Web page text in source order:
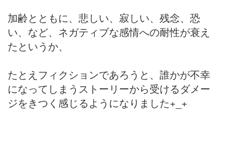
加齢とともに、悲しい、寂しい、残念、恐
い、など、ネガティブな感情への耐性が衰え
たというか、
たとえフィクションであろうと、誰かが不幸
になってしまうストーリーから受けるダメー
ジをきつく感じるようになりました+_+